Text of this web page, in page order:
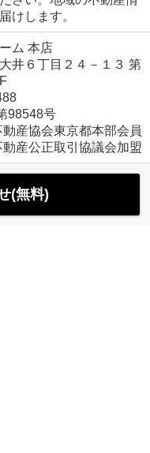
けします。
ム 本店
井６丁目２４－１３ 第
98548号
産協会東京都本部会員
産公正取引協議会加盟
(無料)